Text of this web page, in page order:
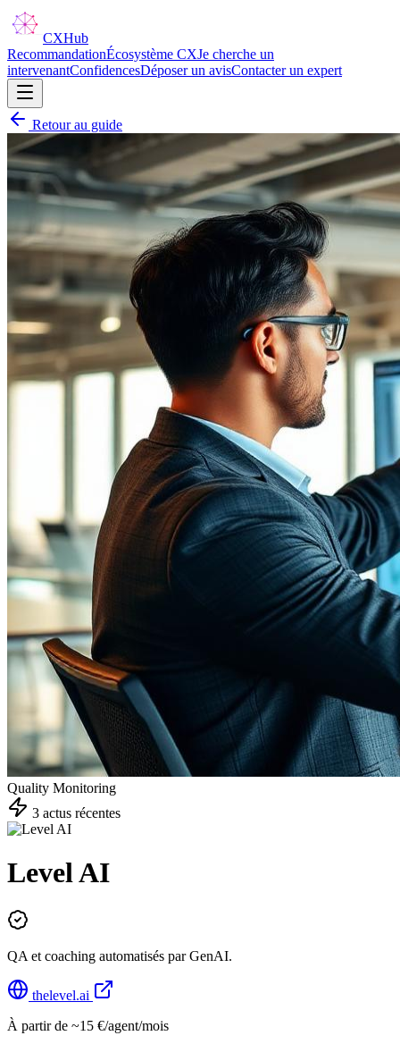
CXHub
RecommandationÉcosystème CXJe cherche un
intervenantConfidencesDéposer un avisContacter un expert
Retour au guide
Quality Monitoring
3 actus récentes
Level AI
QA et coaching automatisés par GenAI.
thelevel.ai
À partir de ~15 €/agent/mois